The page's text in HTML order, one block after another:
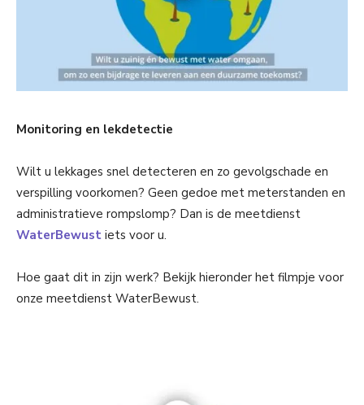
Monitoring en lekdetectie
Wilt u lekkages snel detecteren en zo gevolgschade en
verspilling voorkomen? Geen gedoe met meterstanden en
administratieve rompslomp? Dan is de meetdienst
WaterBewust iets voor u.
Hoe gaat dit in zijn werk? Bekijk hieronder het filmpje voor
onze meetdienst WaterBewust.